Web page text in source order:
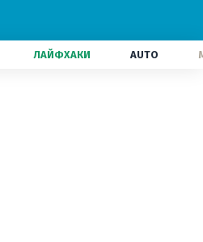
ЛАЙФХАКИ AUTO